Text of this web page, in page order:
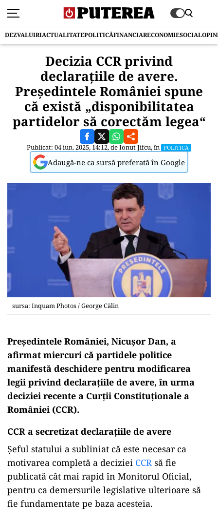
DEZVALUIRIACTUALITATEPOLITICĂFINANCIARECONOMIESOCIAL
Decizia CCR privind
declaraţiile de avere.
Preşedintele României spune
că există „disponibilitatea
partidelor să corectăm legea“
Publicat: 04 iun. 2025, 14:12, deIonut Jifcu, în POLITICĂ
Adaugă-ne ca sursă preferată în Google
sursa: Inquam Photos / George Călin
Președintele României, Nicușor Dan, a
afirmat miercuri că partidele politice
manifestă deschidere pentru modificarea
legii privind declarațiile de avere, în urma
deciziei recente a Curții Constituționale a
României (CCR).
CCR a secretizat declaraţiile de avere
Șeful statului a subliniat că este necesar ca
motivarea completă a deciziei CCR să fie
publicată cât mai rapid în Monitorul Oficial,
pentru ca demersurile legislative ulterioare să
fie fundamentate pe baza acesteia.